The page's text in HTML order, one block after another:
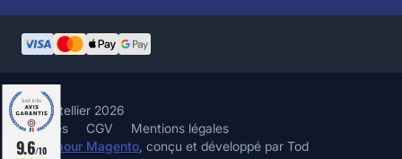
©louistellier 2026
Hyvä pour Magento , conçu et développé par Tod
Cookies CGV Mentions légales
9.6/10